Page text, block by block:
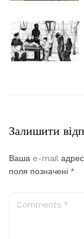
Залишити
Ваша e-mail
поля позначені *